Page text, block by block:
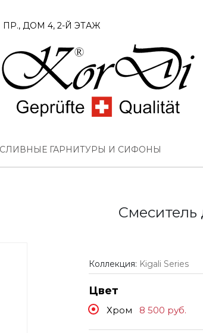
ДОМ 4, 2-Й ЭТАЖ
СЛИВНЫЕ ГАРНИТУРЫ И СИФОНЫ
Смеситель
Коллекция: Kigali Series
Цвет
Хром 8 500 руб.